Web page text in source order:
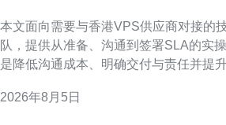
本文面向需要与香港VPS供应商对接的
队，提供从准备、沟通到签署SLA的实
是降低沟通成本、明确交付与责任并提
业务目标、流量峰值、合规要求与预算边
2026年8月5日